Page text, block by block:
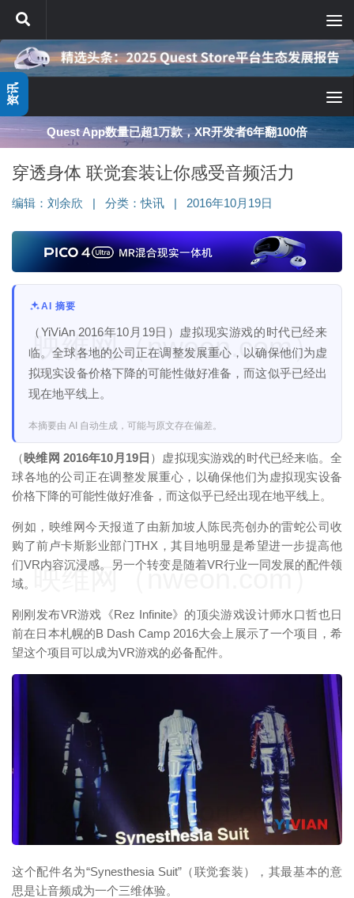
跳至内容
Quest App数量已超1万款，XR开发者6年翻100倍
穿透身体 联觉套装让你感受音频活力
编辑： 刘余欣 分类：快讯 2016年10月19日
AI 摘要
（YiViAn 2016年10月19日）虚拟现实游戏的时代已经来
临。全球各地的公司正在调整发展重心，以确保他们为虚
拟现实设备价格下降的可能性做好准备，而这似乎已经出
现在地平线上。
本摘要由 AI 自动生成，可能与原文存在偏差。
（映维网 2016年10月19日 ）虚拟现实游戏的时代已经来临。全
球各地的公司正在调整发展重心，以确保他们为虚拟现实设备
价格下降的可能性做好准备，而这似乎已经出现在地平线上。
例如，映维网今天报道了由新加坡人陈民亮创办的雷蛇公司收
购了前卢卡斯影业部门THX，其目地明显是希望进一步提高他
们VR内容沉浸感。另一个转变是随着VR行业一同发展的配件领
域。
刚刚发布VR游戏《Rez Infinite》的顶尖游戏设计师水口哲也日
前在日本札幌的B Dash Camp 2016大会上展示了一个项目，希
望这个项目可以成为VR游戏的必备配件。
这个配件名为“Synesthesia Suit”（联觉套装），其最基本的意
思是让音频成为一个三维体验。
映维网（nweon.com）
映维网（nweon.com）
映维网（nweon.com）
资讯